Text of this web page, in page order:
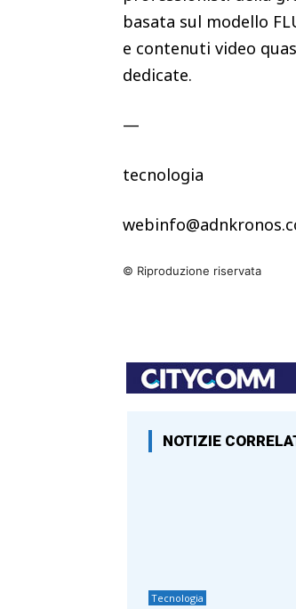
basata sul modello
e contenuti video
dedicate.
—
tecnologia
© Riproduzione riservata
NOTIZIE
Tecnologia